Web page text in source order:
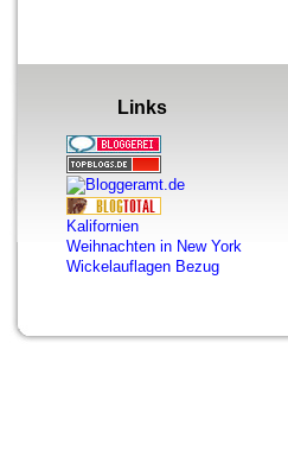
Links
Kalifornien
Weihnachten in New York
Wickelauflagen Bezug